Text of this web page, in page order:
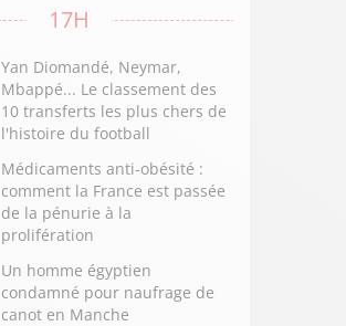
17H
Yan Diomandé, Neymar,
Mbappé... Le classement des
10 transferts les plus chers de
l'histoire du football
Médicaments anti-obésité :
comment la France est passée
de la pénurie à la
prolifération
Un homme égyptien
condamné pour naufrage de
canot en Manche